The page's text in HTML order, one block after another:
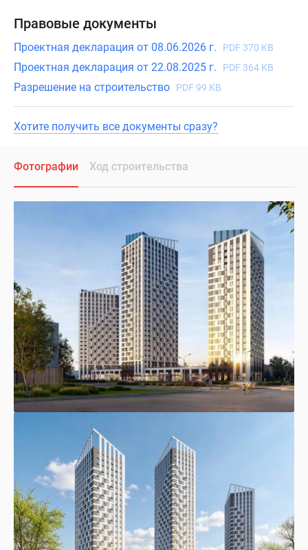
Правовые документы
Проектная декларация от 08.06.2026 г. PDF 370 KB
Проектная декларация от 22.08.2025 г. PDF 364 KB
Разрешение на строительство PDF 99 KB
Хотите получить все документы сразу?
Фотографии Ход строительства